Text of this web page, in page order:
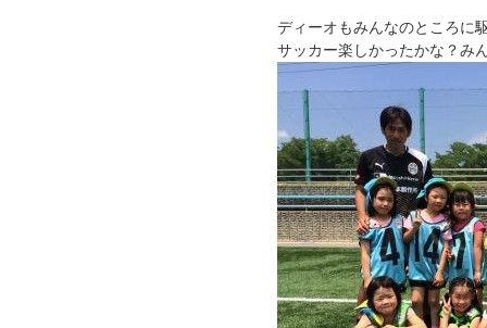
ディーオもみんなのところに
サッカー楽しかったかな？み